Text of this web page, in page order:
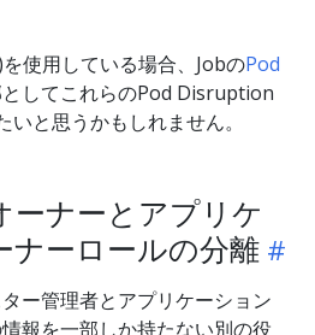
使用している場合、JobのPod
してこれらのPod Disruption
と思うかもしれません。
ーナーとアプリケ
ナーロールの分離
ー管理者とアプリケーション
報を一部しか持たない別の役